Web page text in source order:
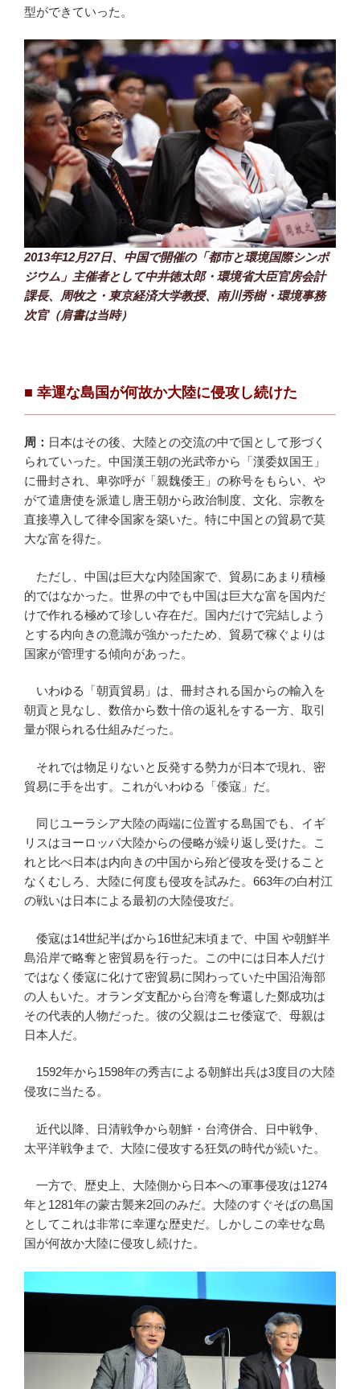
型ができていった。
2013年12月27日、中国で開催の「都市と環境国際シンポ
ジウム」主催者として中井徳太郎・環境省大臣官房会計
課長、周牧之・東京経済大学教授、南川秀樹・環境事務
次官（肩書は当時）
■ 幸運な島国が何故か大陸に侵攻し続けた
周： 日本はその後、大陸との交流の中で国として形づく
られていった。中国漢王朝の光武帝から「漢委奴国王」
に冊封され、卑弥呼が「親魏倭王」の称号をもらい、や
がて遣唐使を派遣し唐王朝から政治制度、文化、宗教を
直接導入して律令国家を築いた。特に中国との貿易で莫
大な富を得た。
ただし、中国は巨大な内陸国家で、貿易にあまり積極
的ではなかった。世界の中でも中国は巨大な富を国内だ
けで作れる極めて珍しい存在だ。国内だけで完結しよう
とする内向きの意識が強かったため、貿易で稼ぐよりは
国家が管理する傾向があった。
いわゆる「朝貢貿易」は、冊封される国からの輸入を
朝貢と見なし、数倍から数十倍の返礼をする一方、取引
量が限られる仕組みだった。
それでは物足りないと反発する勢力が日本で現れ、密
貿易に手を出す。これがいわゆる「倭寇」だ。
同じユーラシア大陸の両端に位置する島国でも、イギ
リスはヨーロッパ大陸からの侵略が繰り返し受けた。こ
れと比べ日本は内向きの中国から殆ど侵攻を受けること
なくむしろ、大陸に何度も侵攻を試みた。663年の白村江
の戦いは日本による最初の大陸侵攻だ。
倭寇は14世紀半ばから16世紀末頃まで、中国 や朝鮮半
島沿岸で略奪と密貿易を行った。この中には日本人だけ
ではなく倭寇に化けて密貿易に関わっていた中国沿海部
の人もいた。オランダ支配から台湾を奪還した鄭成功は
その代表的人物だった。彼の父親はニセ倭寇で、母親は
日本人だ。
1592年から1598年の秀吉による朝鮮出兵は3度目の大陸
侵攻に当たる。
近代以降、日清戦争から朝鮮・台湾併合、日中戦争、
太平洋戦争まで、大陸に侵攻する狂気の時代が続いた。
一方で、歴史上、大陸側から日本への軍事侵攻は1274
年と1281年の蒙古襲来2回のみだ。大陸のすぐそばの島国
としてこれは非常に幸運な歴史だ。しかしこの幸せな島
国が何故か大陸に侵攻し続けた。